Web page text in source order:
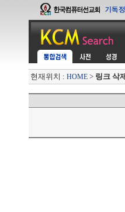
현재위치 : HOME > 링크 삭제